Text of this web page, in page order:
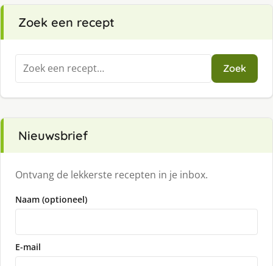
Zoek een recept
Zoeken
naar:
Zoek
Nieuwsbrief
Ontvang de lekkerste recepten in je inbox.
Naam (optioneel)
E-mail